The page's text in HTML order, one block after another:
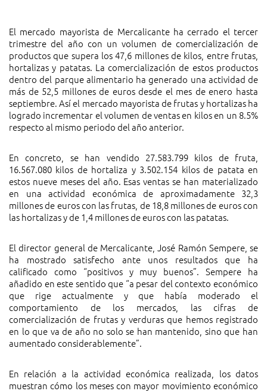
El mercado mayorista de Mercalicante ha cerrado el tercer
trimestre del año con un volumen de comercialización de
productos que supera los 47,6 millones de kilos, entre frutas,
hortalizas y patatas. La comercialización de estos productos
dentro del parque alimentario ha generado una actividad de
más de 52,5 millones de euros desde el mes de enero hasta
septiembre. Así el mercado mayorista de frutas y hortalizas ha
logrado incrementar el volumen de ventas en kilos en un 8.5%
respecto al mismo periodo del año anterior.
En concreto, se han vendido 27.583.799 kilos de fruta,
16.567.080 kilos de hortaliza y 3.502.154 kilos de patata en
estos nueve meses del año. Esas ventas se han materializado
en una actividad económica de aproximadamente 32,3
millones de euros con las frutas, de 18,8 millones de euros con
las hortalizas y de 1,4 millones de euros con las patatas.
El director general de Mercalicante, José Ramón Sempere, se
ha mostrado satisfecho ante unos resultados que ha
calificado como “positivos y muy buenos”. Sempere ha
añadido en este sentido que “a pesar del contexto económico
que rige actualmente y que había moderado el
comportamiento de los mercados, las cifras de
comercialización de frutas y verduras que hemos registrado
en lo que va de año no solo se han mantenido, sino que han
aumentado considerablemente”.
En relación a la actividad económica realizada, los datos
muestran cómo los meses con mayor movimiento económico